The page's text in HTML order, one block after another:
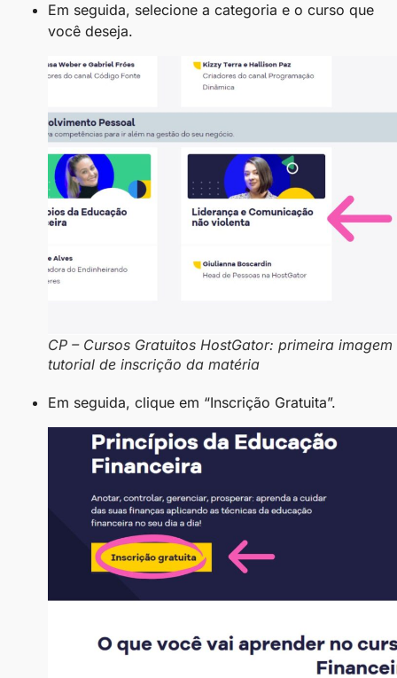
Em seguida, selecione a categoria e o curso que
você deseja.
CP – Cursos Gratuitos HostGator: primeira imagem
tutorial de inscrição da matéria
Em seguida, clique em “Inscrição Gratuita”.